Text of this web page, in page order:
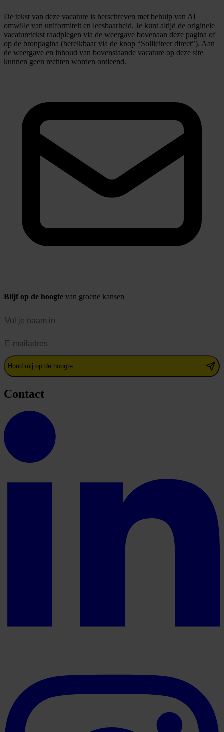
De tekst van deze vacature is herschreven met behulp van AI
omwille van uniformiteit en leesbaarheid. Je kunt altijd de originele
vacaturetekst raadplegen via de weergave bovenaan deze pagina of
op de bronpagina (bereikbaar via de knop “Solliciteer direct”). Aan
de weergave en inhoud van bovenstaande vacature op deze site
kunnen geen rechten worden ontleend.
Blijf op de hoogte van groene kansen
Houd mij op de hoogte
Contact